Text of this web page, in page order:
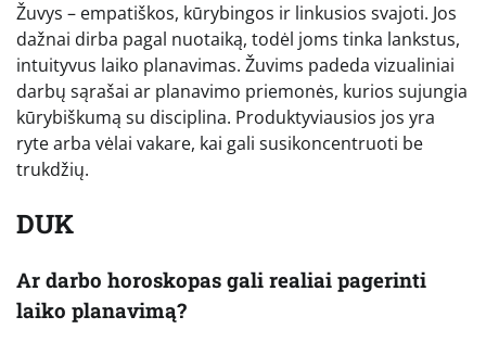
Žuvys – empatiškos, kūrybingos ir linkusios svajoti. Jos
dažnai dirba pagal nuotaiką, todėl joms tinka lankstus,
intuityvus laiko planavimas. Žuvims padeda vizualiniai
darbų sąrašai ar planavimo priemonės, kurios sujungia
kūrybiškumą su disciplina. Produktyviausios jos yra
ryte arba vėlai vakare, kai gali susikoncentruoti be
trukdžių.
DUK
Ar darbo horoskopas gali realiai pagerinti
laiko planavimą?